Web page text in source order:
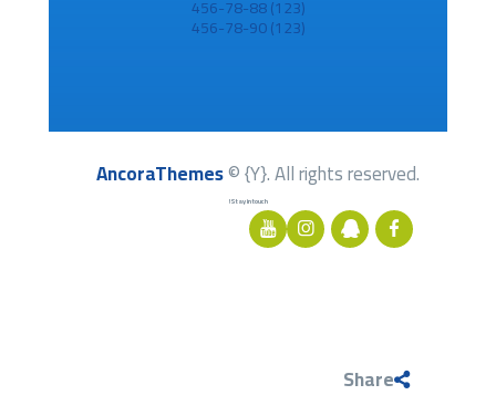
(123) 456-78-88
(123) 456-78-90
AncoraThemes© {Y}. All rights reserved.
Stay in touch!
Share